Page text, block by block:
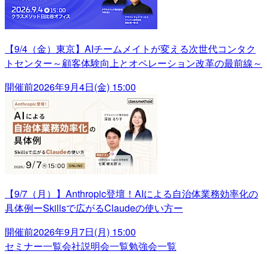
【9/4（金）東京】AIチームメイトが変える次世代コンタク
トセンター～顧客体験向上とオペレーション改革の最前線～
開催前2026年9月4日(金) 15:00
【9/7（月）】Anthropic登壇！AIによる自治体業務効率化の
具体例ーSkillsで広がるClaudeの使い方ー
開催前2026年9月7日(月) 15:00
セミナー一覧会社説明会一覧勉強会一覧